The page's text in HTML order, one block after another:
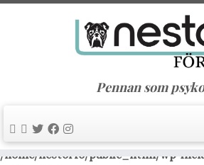
: Function
incorrectly. Translation
domain was triggered too
indicator for some code in the plugin
information. (This message was added
/home/nestorfo/public_html/wp-
Pennan som